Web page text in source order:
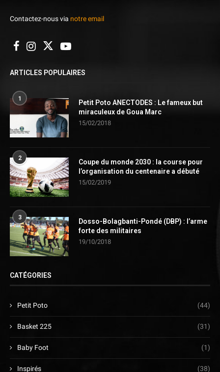
Contactez-nous via notre email
ARTICLES POPULAIRES
1
Petit Poto ANECTODES : Le fameux but
miraculeux de Goua Marc
15/02/2018
2
Coupe du monde 2030 : la course pour
l’organisation du centenaire a débuté
15/02/2019
3
Dosso-Bolagbanti-Pondé (DBP) : l’arme
forte des militaires
19/10/2018
CATÉGORIES
Petit Poto (44)
Basket 225 (31)
Baby Foot (1)
Inspirés (38)